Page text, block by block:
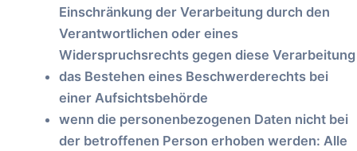
Einschränkung der Verarbeitung durch den
Verantwortlichen oder eines
Widerspruchsrechts gegen diese Verarbeitung
das Bestehen eines Beschwerderechts bei
einer Aufsichtsbehörde
wenn die personenbezogenen Daten nicht bei
der betroffenen Person erhoben werden: Alle